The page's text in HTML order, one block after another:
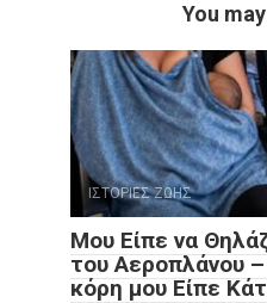
You
ΙΣΤΟΡΙΕΣ ΖΩΗΣ
Μου Είπε να
του Αεροπλάνου
κόρη μου Είπε